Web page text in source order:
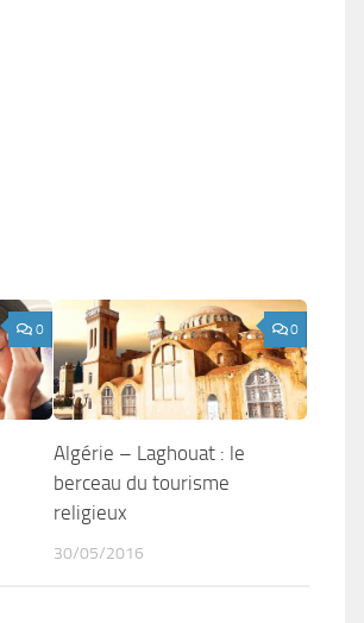
0 0
Algérie – Laghouat : le
berceau du tourisme
religieux
30/05/2016